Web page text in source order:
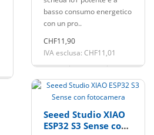
basso consumo energetico
con un pro..
CHF11,90
IVA esclusa: CHF11,01
Seeed Studio XIAO
ESP32 S3 Sense con